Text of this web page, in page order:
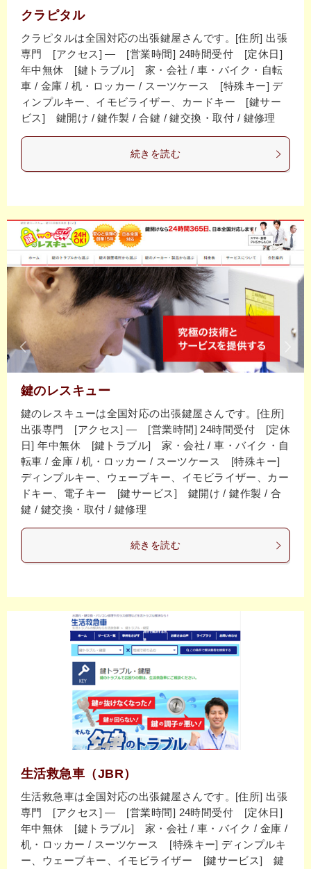
クラピタル
クラピタルは全国対応の出張鍵屋さんです。[住所] 出張
専門 [アクセス] ― [営業時間] 24時間受付 [定休日]
年中無休 [鍵トラブル] 家・会社 / 車・バイク・自転
車 / 金庫 / 机・ロッカー / スーツケース [特殊キー] デ
ィンプルキー、イモビライザー、カードキー [鍵サー
ビス] 鍵開け / 鍵作製 / 合鍵 / 鍵交換・取付 / 鍵修理
続きを読む
鍵のレスキュー
鍵のレスキューは全国対応の出張鍵屋さんです。[住所]
出張専門 [アクセス] ― [営業時間] 24時間受付 [定休
日] 年中無休 [鍵トラブル] 家・会社 / 車・バイク・自
転車 / 金庫 / 机・ロッカー / スーツケース [特殊キー]
ディンプルキー、ウェーブキー、イモビライザー、カー
ドキー、電子キー [鍵サービス] 鍵開け / 鍵作製 / 合
鍵 / 鍵交換・取付 / 鍵修理
続きを読む
生活救急車（JBR）
生活救急車は全国対応の出張鍵屋さんです。[住所] 出張
専門 [アクセス] ― [営業時間] 24時間受付 [定休日]
年中無休 [鍵トラブル] 家・会社 / 車・バイク / 金庫 /
机・ロッカー / スーツケース [特殊キー] ディンプルキ
ー、ウェーブキー、イモビライザー [鍵サービス] 鍵